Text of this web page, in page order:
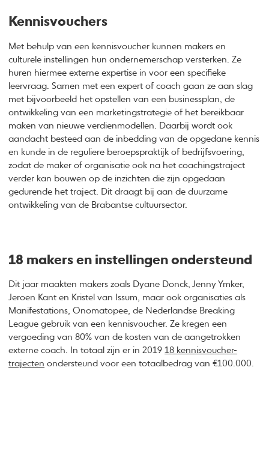
Kennisvouchers
Met behulp van een kennisvoucher kunnen makers en
culturele instellingen hun ondernemerschap versterken. Ze
huren hiermee externe expertise in voor een specifieke
leervraag. Samen met een expert of coach gaan ze aan slag
met bijvoorbeeld het opstellen van een businessplan, de
ontwikkeling van een marketingstrategie of het bereikbaar
maken van nieuwe verdienmodellen. Daarbij wordt ook
aandacht besteed aan de inbedding van de opgedane kennis
en kunde in de reguliere beroepspraktijk of bedrijfsvoering,
zodat de maker of organisatie ook na het coachingstraject
verder kan bouwen op de inzichten die zijn opgedaan
gedurende het traject. Dit draagt bij aan de duurzame
ontwikkeling van de Brabantse cultuursector.
18 makers en instellingen ondersteund
Dit jaar maakten makers zoals Dyane Donck, Jenny Ymker,
Jeroen Kant en Kristel van Issum, maar ook organisaties als
Manifestations, Onomatopee, de Nederlandse Breaking
League gebruik van een kennisvoucher. Ze kregen een
vergoeding van 80% van de kosten van de aangetrokken
externe coach. In totaal zijn er in 201918 kennisvoucher-
trajecten ondersteund voor een totaalbedrag van €100.000.